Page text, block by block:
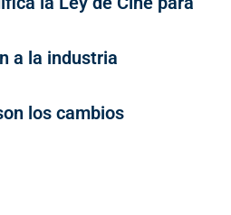
a la industria
los cambios